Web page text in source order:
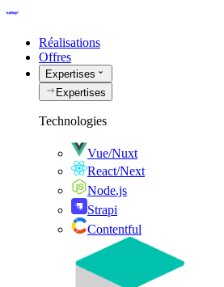
Réalisations
Offres
Expertises
Expertises
Technologies
Vue/Nuxt
React/Next
Node.js
Strapi
Contentful